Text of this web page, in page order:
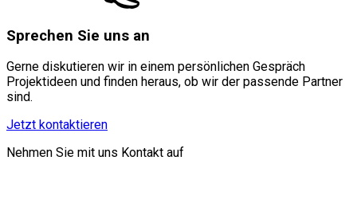
Sprechen Sie uns an
Gerne diskutieren wir in einem persönlichen Gespräch
Projektideen und finden heraus, ob wir der passende Partner
sind.
Jetzt kontaktieren
Nehmen Sie mit uns Kontakt auf